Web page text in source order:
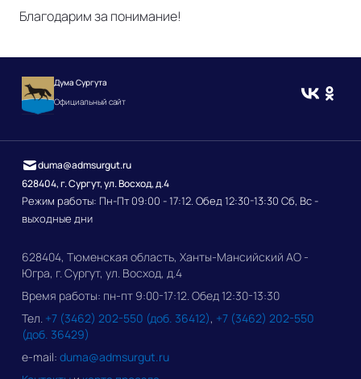
Благодарим за понимание!
Дума Сургута
Официальный сайт
628404, г. Сургут, ул. Восход, д.4
Режим работы: Пн-Пт 09:00 - 17:12. Обед 12:30-13:30 Сб, Вс -
выходные дни
duma@admsurgut.ru
628404, Тюменская область, Ханты-Мансийский АО -
Югра, г. Сургут, ул. Восход, д.4
Время работы: пн-пт 9:00-17:12. Обед 12:30-13:30
Тел. +7 (3462) 202-550 (доб. 36412), +7 (3462) 202-550
(доб. 36429)
e-mail: duma@admsurgut.ru